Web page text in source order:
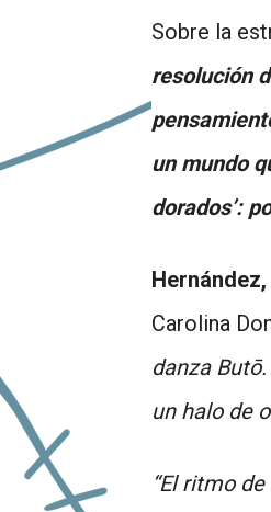
Sobre la
resolución
un mundo
dorados’:
Hernández,
Carolina
danza
un halo de
“El ritmo